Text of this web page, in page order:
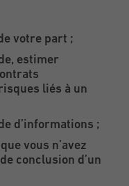
votre part ;
estimer
liés à un
d’informations ;
vous n’avez
conclusion d’un